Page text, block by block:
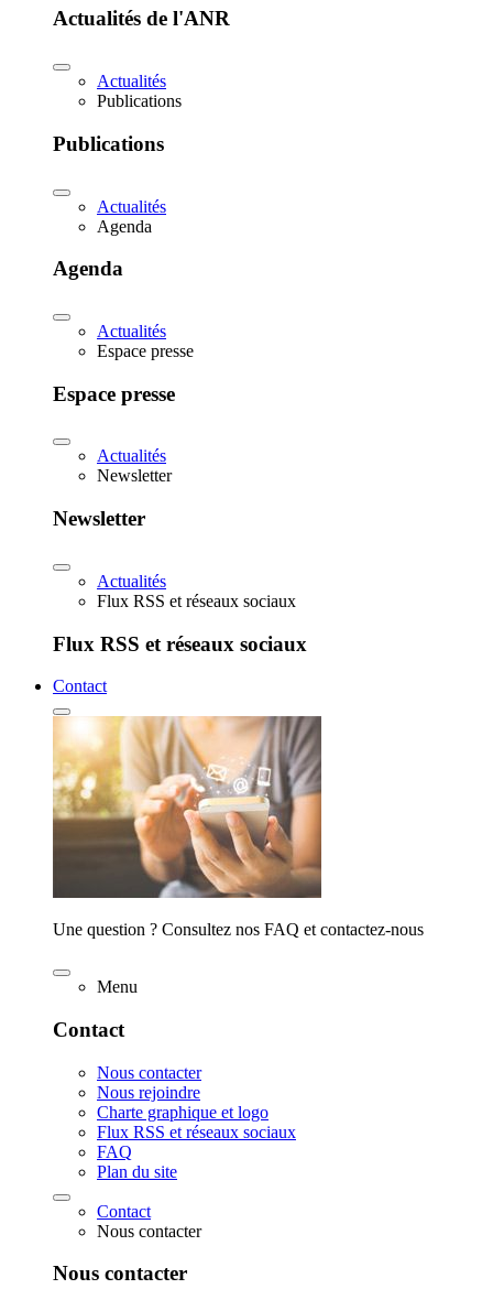
Actualités de l'ANR
Actualités
Publications
Publications
Actualités
Agenda
Agenda
Actualités
Espace presse
Espace presse
Actualités
Newsletter
Newsletter
Actualités
Flux RSS et réseaux sociaux
Flux RSS et réseaux sociaux
Contact
Une question ? Consultez nos FAQ et contactez-nous
Menu
Contact
Nous contacter
Nous rejoindre
Charte graphique et logo
Flux RSS et réseaux sociaux
FAQ
Plan du site
Contact
Nous contacter
Nous contacter